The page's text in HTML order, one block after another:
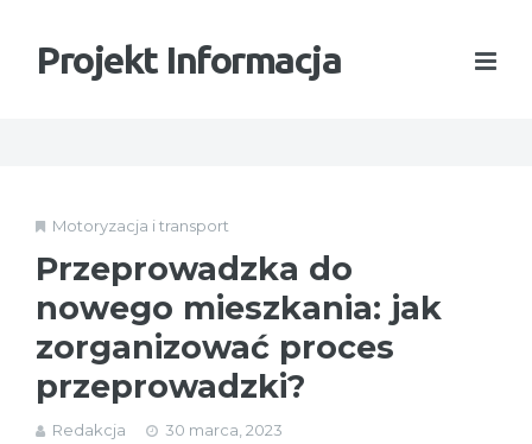
Projekt Informacja
Motoryzacja i transport
Przeprowadzka do
nowego mieszkania: jak
zorganizować proces
przeprowadzki?
Redakcja 30 marca, 2023